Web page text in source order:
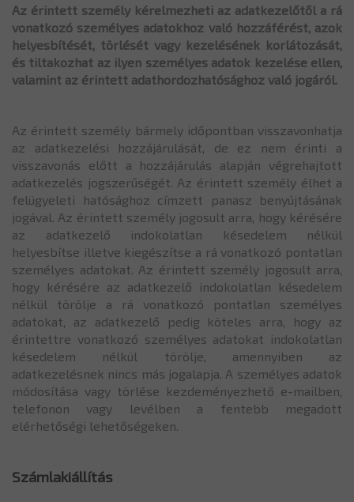
Az érintett személy kérelmezheti az adatkezelőtől a rá
vonatkozó személyes adatokhoz való hozzáférést, azok
helyesbítését, törlését vagy kezelésének korlátozását,
és tiltakozhat az ilyen személyes adatok kezelése ellen,
valamint az érintett adathordozhatósághoz való jogáról.
Az érintett személy bármely időpontban visszavonhatja
az adatkezelési hozzájárulását, de ez nem érinti a
visszavonás előtt a hozzájárulás alapján végrehajtott
adatkezelés jogszerűségét. Az érintett személy élhet a
felügyeleti hatósághoz címzett panasz benyújtásának
jogával. Az érintett személy jogosult arra, hogy kérésére
az adatkezelő indokolatlan késedelem nélkül
helyesbítse illetve kiegészítse a rá vonatkozó pontatlan
személyes adatokat. Az érintett személy jogosult arra,
hogy kérésére az adatkezelő indokolatlan késedelem
nélkül törölje a rá vonatkozó pontatlan személyes
adatokat, az adatkezelő pedig köteles arra, hogy az
érintettre vonatkozó személyes adatokat indokolatlan
késedelem nélkül törölje, amennyiben az
adatkezelésnek nincs más jogalapja. A személyes adatok
módosítása vagy törlése kezdeményezhető e-mailben,
telefonon vagy levélben a fentebb megadott
elérhetőségi lehetőségeken.
Számlakiállítás